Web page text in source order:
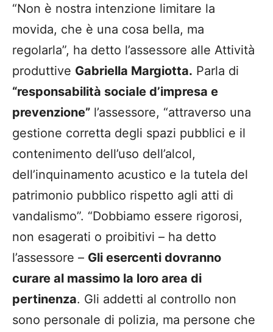
“Non è nostra intenzione limitare la
movida, che è una cosa bella, ma
regolarla”, ha detto l’assessore alle Attività
produttive Gabriella Margiotta. Parla di
“responsabilità sociale d’impresa e
prevenzione” l’assessore, “attraverso una
gestione corretta degli spazi pubblici e il
contenimento dell’uso dell’alcol,
dell’inquinamento acustico e la tutela del
patrimonio pubblico rispetto agli atti di
vandalismo”. “Dobbiamo essere rigorosi,
non esagerati o proibitivi – ha detto
l’assessore – Gli esercenti dovranno
curare al massimo la loro area di
pertinenza. Gli addetti al controllo non
sono personale di polizia, ma persone che